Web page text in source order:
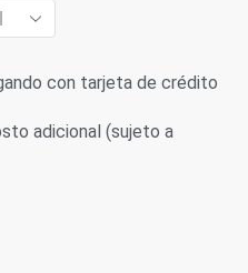
con tarjeta de crédito
adicional (sujeto a